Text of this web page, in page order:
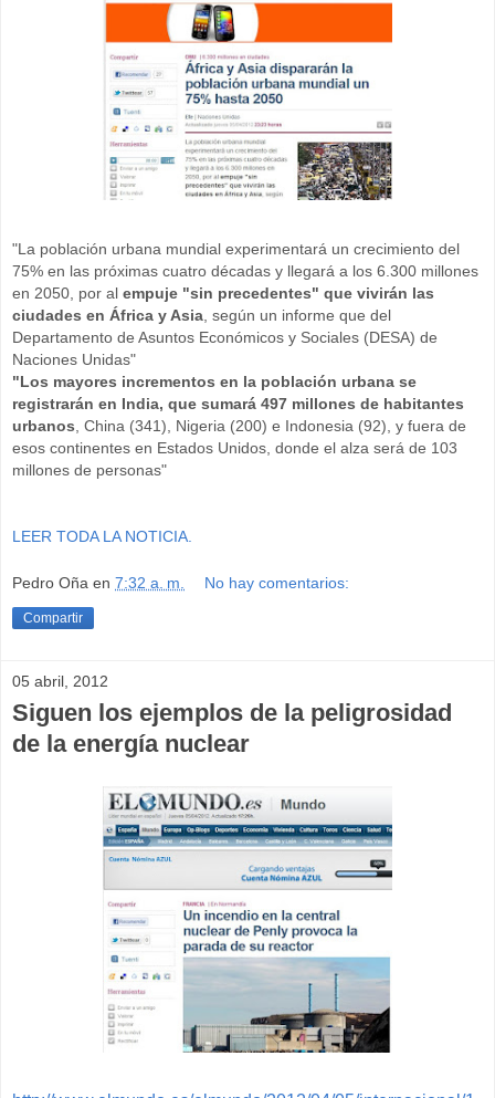
"La población urbana mundial experimentará un crecimiento del
75% en las próximas cuatro décadas y llegará a los 6.300 millones
en 2050, por al empuje "sin precedentes" que vivirán las
ciudades en África y Asia , según un informe que del
Departamento de Asuntos Económicos y Sociales (DESA) de
Naciones Unidas"
"Los mayores incrementos en la población urbana se
registrarán en India, que sumará 497 millones de habitantes
urbanos , China (341), Nigeria (200) e Indonesia (92), y fuera de
esos continentes en Estados Unidos, donde el alza será de 103
millones de personas"
LEER TODA LA NOTICIA.
Pedro Oña en 7:32 a. m. No hay comentarios:
Compartir
05 abril, 2012
Siguen los ejemplos de la peligrosidad
de la energía nuclear